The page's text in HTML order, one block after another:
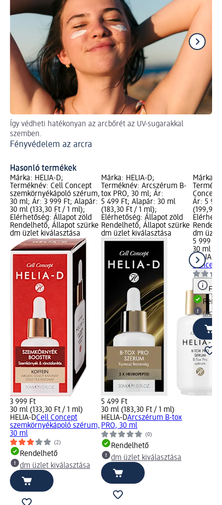
Így védheti hatékonyan az arcbőrét az UV-sugarakkal
szemben.
Fényvédelem az arcra
Hasonló termékek
Márka: HELIA-D;
Terméknév: Cell Concept
szemkörnyékápoló szérum,
30 ml; Ár: 3 999 Ft; Alapár:
30 ml (133,30 Ft / 1 ml);
Elérhetőség: Állapot zöld
Rendelhető, Állapot szürke
dm üzlet kiválasztása
3 999 Ft
30 ml (133,30 Ft / 1 ml)
HELIA-DCell Concept
szemkörnyékápoló szérum,
30 ml
(2)
Rendelhető
dm üzlet kiválasztása
Márka: HELIA-D;
Terméknév: Arcszérum B-
tox PRO, 30 ml; Ár:
5 499 Ft; Alapár: 30 ml
(183,30 Ft / 1 ml);
Elérhetőség: Állapot zöld
Rendelhető, Állapot szürke
dm üzlet kiválasztása
5 499 Ft
30 ml (183,30 Ft / 1 ml)
HELIA-DArcszérum B-tox
PRO, 30 ml
(0)
Rendelhető
dm üzlet kiválasztása
Márka:
Concept
Ár: 5
(199,97
dm
5 999 Ft
30 ml
HELIA-D
Concept
dm